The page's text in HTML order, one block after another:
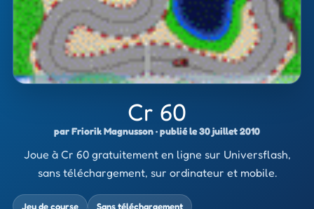
Cr 60
par Friorik Magnusson · publié le 30 juillet 2010
Joue à Cr 60 gratuitement en ligne sur Universflash,
sans téléchargement, sur ordinateur et mobile.
Jeu de course Sans téléchargement